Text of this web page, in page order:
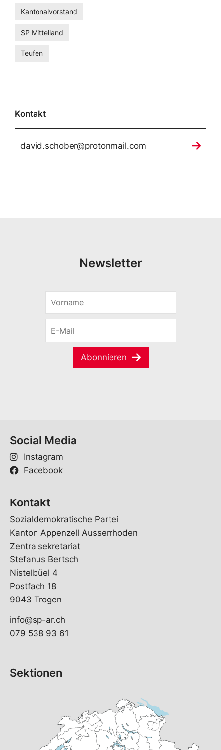
Kantonalvorstand
SP Mittelland
Teufen
Kontakt
david.schober@protonmail.com
Newsletter
r
m
M
Abonnieren
Social Media
Instagram
Facebook
Kontakt
Sozialdemokratische Partei
Kanton Appenzell Ausserrhoden
Zentralsekretariat
Stefanus Bertsch
Nistelbüel 4
Postfach 18
9043 Trogen
info@sp-ar.ch
079 538 93 61
Sektionen